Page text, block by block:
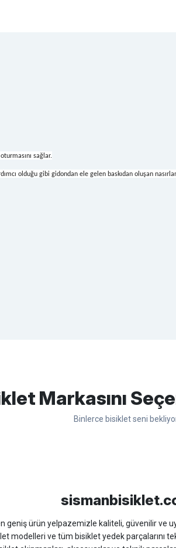
sağlar.
olduğu gibi gidondan ele gelen baskıdan oluşan
Yorum Yaz
Markasını
Binlerce bisiklet seni
geniş ürün yelpazemizle kaliteli, güvenilir
modelleri ve tüm bisiklet yedek parçalarını